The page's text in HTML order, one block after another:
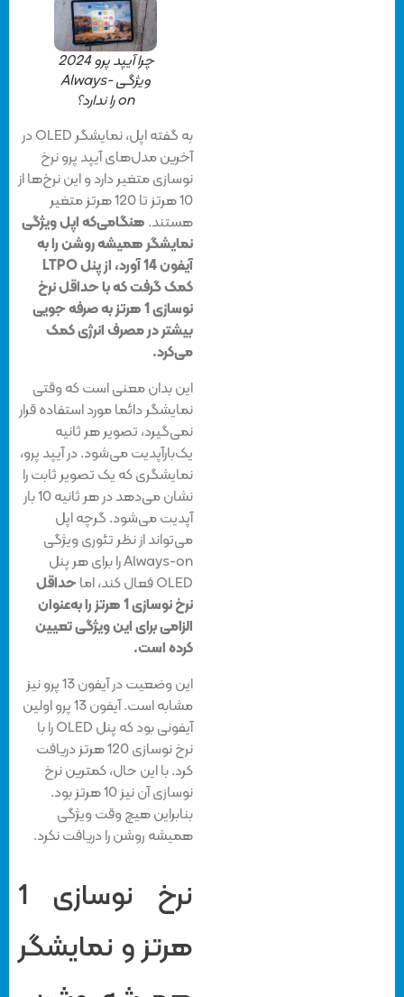
چرا آیپد پرو 2024
ویژگی Always-
به گفته اپل، نمایشگر OLED در
آخرین مدل‌های آیپد پرو نرخ
نوسازی متغیر دارد و این نرخ‌ها از
10 هرتز تا 120 هرتز متغیر
هستند.هنگامی‌که اپل ویژگی
نمایشگر همیشه روشن را به
آیفون 14 آورد، از پنل LTPO
کمک گرفت که با حداقل نرخ
نوسازی 1 هرتز به صرفه جویی
بیشتر در مصرف انرژی کمک
می‌کرد.
این بدان معنی است که وقتی
نمایشگر دائما مورد استفاده قرار
نمی‌گیرد، تصویر هر ثانیه
یک‌بارآپدیت می‌شود. در آیپد پرو،
نمایشگری که یک تصویر ثابت را
نشان می‌دهد در هر ثانیه 10 بار
آپدیت می‌شود. گرچه اپل
می‌تواند از نظر تئوری ویژگی
Always-on را برای هر پنل
OLED فعال کند، اما
حداقل
نرخ نوسازی 1 هرتز را به‌عنوان
الزامی برای این ویژگی تعیین
کرده است.
این وضعیت در آیفون 13 پرو نیز
مشابه است. آیفون 13 پرو اولین
آیفونی بود که پنل OLED را با
نرخ نوسازی 120 هرتز دریافت
کرد. با این‌ حال، کمترین نرخ
نوسازی آن نیز 10 هرتز بود.
بنابراین هیچ وقت ویژگی
همیشه روشن را دریافت نکرد.
نرخ نوسازی 1
هرتز و نمایشگر